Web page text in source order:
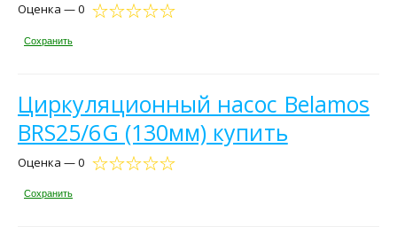
Оценка — 0
Сохранить
Циркуляционный насос Belamos
BRS25/6G (130мм) купить
Оценка — 0
Сохранить